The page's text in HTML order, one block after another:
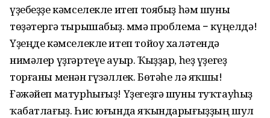
үҙебеҙҙе кәмселекле итеп тоябыҙ һәм шуны
төҙәтергә тырышабыҙ. Әммә проблема − күңелдә!
Үҙеңде кәмселекле итеп тойоу халәтендә
нимәлер үҙгәртеүе ауыр. Ҡыҙҙар, һеҙ үҙегеҙ
торғаны менән гүзәллек. Бөтәһе лә яҡшы!
Ғәжәйеп матурһығыҙ! Үҙегеҙгә шуны туҡтауһыҙ
ҡабатлағыҙ. Һис юғында яҡындарығыҙҙың шул